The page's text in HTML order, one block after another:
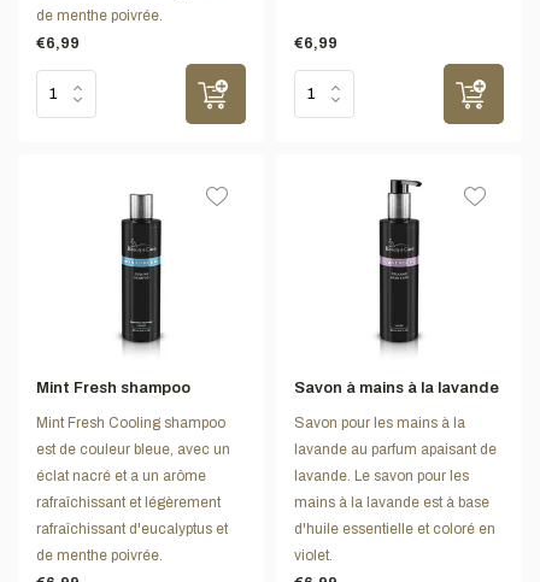
de menthe poivrée.
€6,99
€6,99
Mint Fresh shampoo
Mint Fresh Cooling shampoo
est de couleur bleue, avec un
éclat nacré et a un arôme
rafraîchissant et légèrement
rafraîchissant d'eucalyptus et
de menthe poivrée.
Savon à mains à la lavande
Savon pour les mains à la
lavande au parfum apaisant de
lavande. Le savon pour les
mains à la lavande est à base
d'huile essentielle et coloré en
violet.